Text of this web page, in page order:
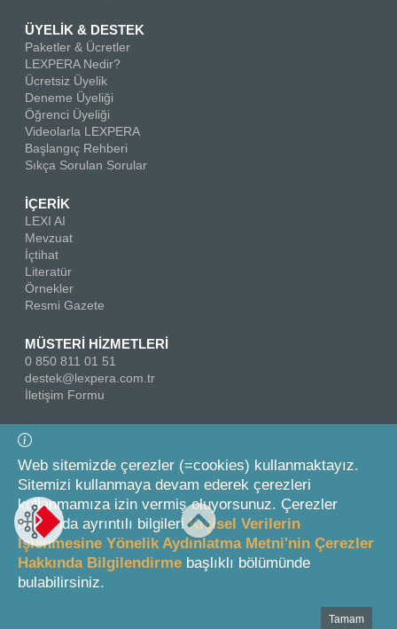
ÜYELİK & DESTEK
Paketler & Ücretler
LEXPERA Nedir?
Ücretsiz Üyelik
Deneme Üyeliği
Öğrenci Üyeliği
Videolarla LEXPERA
Başlangıç Rehberi
Sıkça Sorulan Sorular
İÇERİK
LEXI AI
Mevzuat
İçtihat
Literatür
Örnekler
Resmi Gazete
MÜSTERİ HİZMETLERİ
0 850 811 01 51
destek@lexpera.com.tr
İletişim Formu
Bizi Takip Edin
© 2026 On İki Levha Yayıncılık A.Ş.
Web sitemizde çerezler (=cookies) kullanmaktayız.
Sitemizi kullanmaya devam ederek çerezleri
kullanmamıza izin vermiş oluyorsunuz. Çerezler
hakkında ayrıntılı bilgileriKişisel Verilerin
İşlenmesine Yönelik Aydınlatma Metni'nin Çerezler
Hakkında Bilgilendirme başlıklı bölümünde
bulabilirsiniz.
Tamam